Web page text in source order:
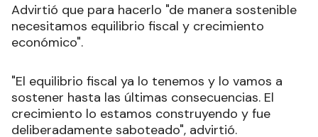
Advirtió que para hacerlo "de manera sostenible
necesitamos equilibrio fiscal y crecimiento
económico".
"El equilibrio fiscal ya lo tenemos y lo vamos a
sostener hasta las últimas consecuencias. El
crecimiento lo estamos construyendo y fue
deliberadamente saboteado", advirtió.